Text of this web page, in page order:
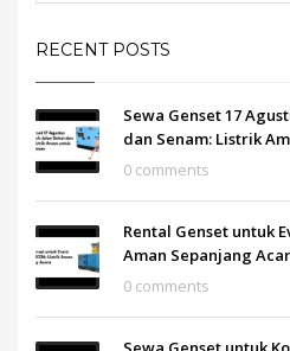
RECENT POSTS
Sewa Genset 17
dan Senam: Listrik
0 comments
Rental Genset untuk
Aman Sepanjang
0 comments